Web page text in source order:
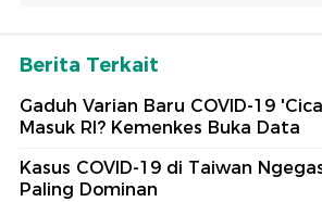
Berita Terkait
Gaduh Varian Baru COVID-19
Masuk RI? Kemenkes Buka Data
Kasus COVID-19 di Taiwan
Paling Dominan